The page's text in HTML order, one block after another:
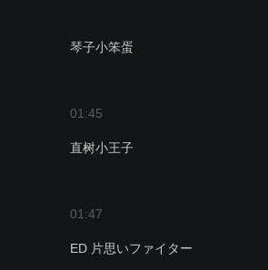
琴子小笨蛋
01:45
直树小王子
01:47
ED 片思いファイター